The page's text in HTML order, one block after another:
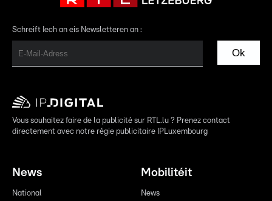
Schreift Iech an eis Newsletteren an :
Ok
Vous souhaitez faire de la publicité sur RTL.lu ? Prenez contact
directement avec notre régie publicitaire IPLuxembourg
News
National
Mobilitéit
News